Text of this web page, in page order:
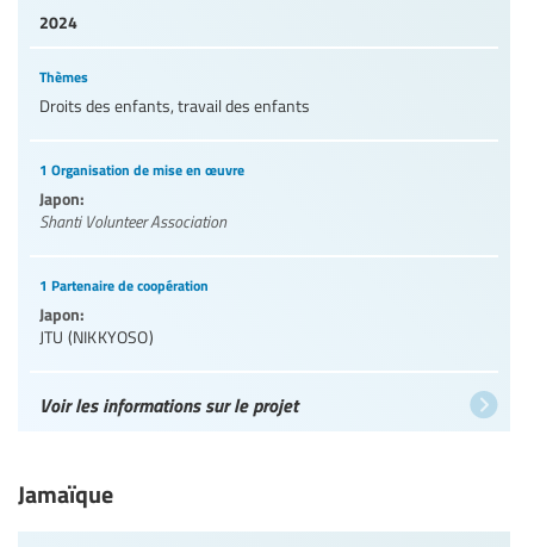
2024
Thèmes
Droits des enfants, travail des enfants
1 Organisation de mise en œuvre
Japon:
Shanti Volunteer Association
1 Partenaire de coopération
Japon:
JTU (NIKKYOSO)
Voir les informations sur le projet
Jamaïque